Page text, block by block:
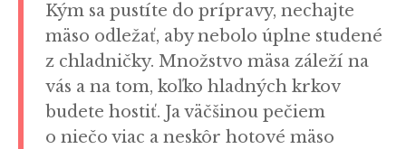
Kým sa pustíte do prípravy, nechajte
mäso odležať, aby nebolo úplne studené
z chladničky. Množstvo mäsa záleží na
vás a na tom, koľko hladných krkov
budete hostiť. Ja väčšinou pečiem
o niečo viac a neskôr hotové mäso